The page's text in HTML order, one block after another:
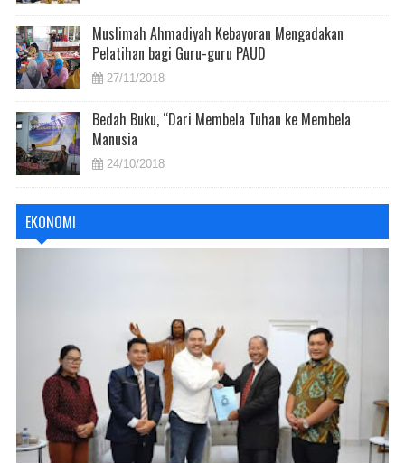
Muslimah Ahmadiyah Kebayoran Mengadakan
Pelatihan bagi Guru-guru PAUD
27/11/2018
Bedah Buku, “Dari Membela Tuhan ke Membela
Manusia
24/10/2018
EKONOMI